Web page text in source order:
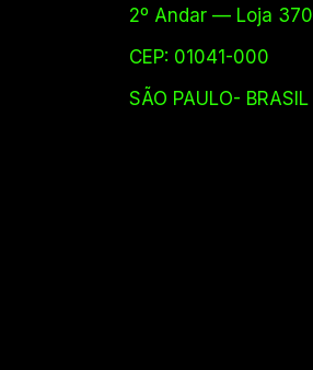
2º Andar — Loja 370
CEP: 01041-000
SÃO PAULO- BRASIL